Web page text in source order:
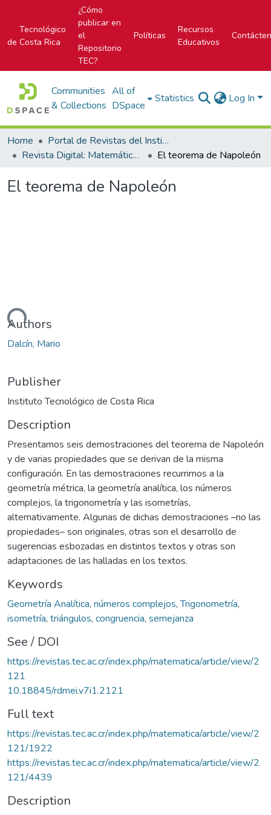
Tecnológico
de Costa Rica
¿Cómo
publicar en
el
Repositorio
TEC?
Políticas
Recursos
Educativos
Communities
& Collections
All of
DSpace
Statistics Log In
Home
Portal de Revistas del Instituto Tecnológico de Costa Rica
Revista Digital: Matemática, Educación e Internet
El teorema de Napoleón
El teorema de Napoleón
Authors
Dalcín, Mario
Publisher
Instituto Tecnológico de Costa Rica
Description
Presentamos seis demostraciones del teorema de Napoleón
y de varias propiedades que se derivan de la misma
configuración. En las demostraciones recurrimos a la
geometría métrica, la geometría analítica, los números
complejos, la trigonometría y las isometrías,
alternativamente. Algunas de dichas demostraciones –no las
propiedades– son originales, otras son el desarrollo de
sugerencias esbozadas en distintos textos y otras son
adaptaciones de las halladas en los textos.
Keywords
Geometría Analítica, números complejos,Trigonometría,
isometría, triángulos, congruencia, semejanza
See / DOI
https://revistas.tec.ac.cr/index.php/matematica/article/view/2
121
10.18845/rdmei.v7i1.2121
Full text
https://revistas.tec.ac.cr/index.php/matematica/article/view/2
121/1922
https://revistas.tec.ac.cr/index.php/matematica/article/view/2
121/4439
Description